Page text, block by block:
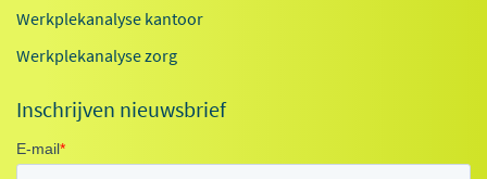
Werkplekanalyse kantoor
Werkplekanalyse zorg
Inschrijven nieuwsbrief